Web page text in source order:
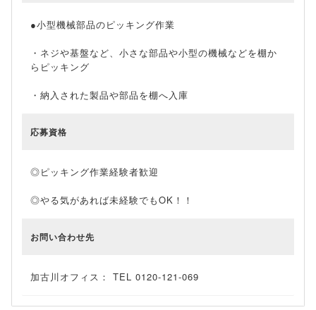
●小型機械部品のピッキング作業
・ネジや基盤など、小さな部品や小型の機械などを棚か
らピッキング
・納入された製品や部品を棚へ入庫
応募資格
◎ピッキング作業経験者歓迎
◎やる気があれば未経験でもOK！！
お問い合わせ先
加古川オフィス： TEL 0120-121-069